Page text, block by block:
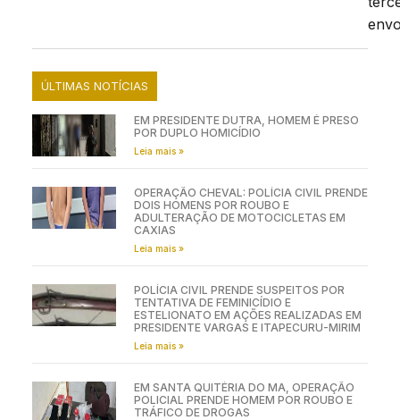
ÚLTIMAS NOTÍCIAS
EM PRESIDENTE DUTRA, HOMEM É PRESO
POR DUPLO HOMICÍDIO
Leia mais »
OPERAÇÃO CHEVAL: POLÍCIA CIVIL PRENDE
DOIS HOMENS POR ROUBO E
ADULTERAÇÃO DE MOTOCICLETAS EM
CAXIAS
Leia mais »
POLÍCIA CIVIL PRENDE SUSPEITOS POR
TENTATIVA DE FEMINICÍDIO E
ESTELIONATO EM AÇÕES REALIZADAS EM
PRESIDENTE VARGAS E ITAPECURU-MIRIM
Leia mais »
EM SANTA QUITÉRIA DO MA, OPERAÇÃO
POLICIAL PRENDE HOMEM POR ROUBO E
TRÁFICO DE DROGAS